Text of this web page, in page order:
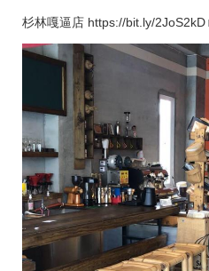
杉林嘎逼店 https://bit.ly/2JoS2kD